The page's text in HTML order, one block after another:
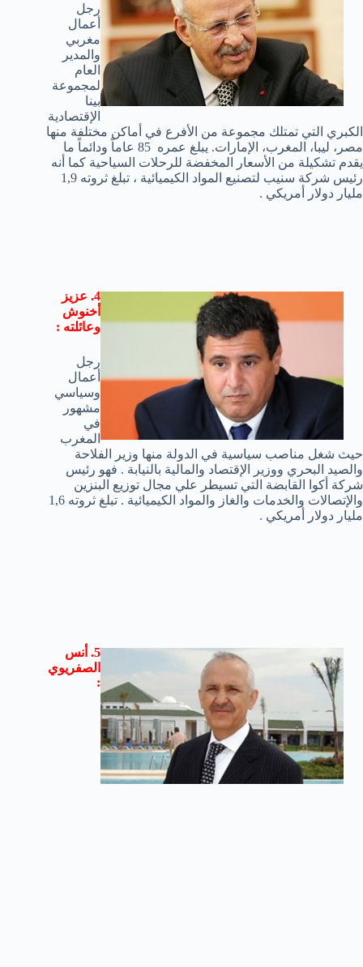
رجل
أعمال
مغربي
والمدير
العام
لمجموعة
بينا
الإقتصادية
الكبري التي تمتلك مجموعة من الأفرع في أماكن مختلفة منها
مصر، ليبا، المغرب، الإمارات. يبلغ عمره 85 عاماً ودائماً ما
يقدم تشكيلة من الأسعار المخفضة للرحلات السياحية كما أنه
رئيس شركة سنيب لتصنيع المواد الكيميائية ، تبلغ ثروته 1,9
مليار دولار أمريكي .
4. عزيز
أخنوش
وعائلته :
رجل
أعمال
وسياسي
مشهور
في
المغرب
حيث شغل مناصب سياسية في الدولة منها وزير الفلاحة
والصيد البحري ووزير الإقتصاد والمالية بالنيابة . فهو رئيس
شركة أكوا القابضة التي تسيطر علي مجال توزيع البنزين
والإتصالات والخدمات والغاز والمواد الكيميائية . تبلغ ثروته 1,6
مليار دولار أمريكي .
5. أنس
الصفريوي
: